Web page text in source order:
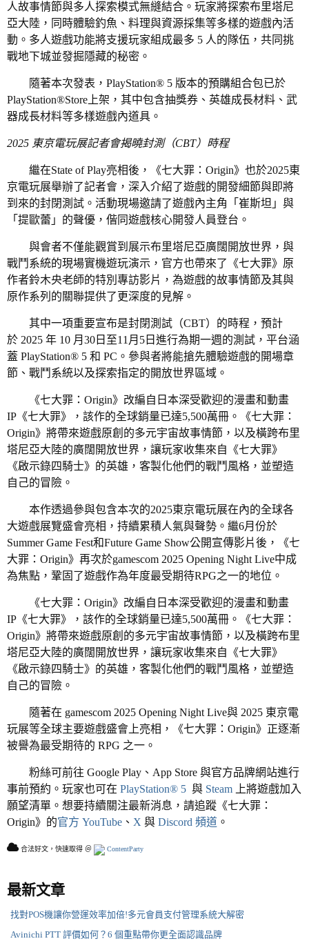
人故事情節與多人探索模式無縫結合。玩家將探索布里塔尼
亞大陸，同時體驗釣魚、料理與資源採集等多樣的遊戲內活
動。多人遊戲功能將支援玩家組成最多 5 人的隊伍，共同挑
戰地下城並發掘隱藏的秘密。
隨著本次發表，PlayStation® 5 版本的預購組合包已於
PlayStation®Store上架，其中包含抽獎券、英雄成長材料、武
器成長材料等多樣遊戲內道具。
2025 東京電玩展記者會揭曉封測（CBT）時程
繼在State of Play亮相後，《七大罪：Origin》也於2025東
京電玩展舉辦了記者會，深入介紹了遊戲的開發細節與即將
到來的封閉測試。活動現場邀請了遊戲內主角「崔斯坦」與
「提歐蕾」的聲優，偕同遊戲核心開發人員登台。
與會者不僅能觀賞到展示布里塔尼亞廣闊開放世界，與
戰鬥系統的現場實機遊玩演示，官方也帶來了《七大罪》原
作者鈴木央老師的特別專訪影片，為遊戲的故事情節及其與
原作系列的關聯提供了更深度的見解。
其中一項重要宣布是封閉測試（CBT）的時程，預計
於 2025 年 10 月 30 日至11 月 5 日 進行為期一週的測試，平台涵
蓋 PlayStation® 5 和 PC。參與者將能搶先體驗遊戲的開場章
節、戰鬥系統以及探索指定的開放世界區域。
《七大罪：Origin》改編自日本深受歡迎的漫畫和動畫
IP《七大罪》，該作的全球銷量已達5,500萬冊。《七大罪：
Origin》將帶來遊戲原創的多元宇宙故事情節，以及橫跨布里
塔尼亞大陸的廣闊開放世界，讓玩家收集來自《七大罪》
《啟示錄四騎士》的英雄，客製化他們的戰鬥風格，並塑造
自己的冒險。
本作透過參與包含本次的2025東京電玩展在內的全球各
大遊戲展覽盛會亮相，持續累積人氣與聲勢。繼6月份於
Summer Game Fest和Future Game Show公開宣傳影片後，《七
大罪：Origin》再次於gamescom 2025 Opening Night Live中成
為焦點，鞏固了遊戲作為年度最受期待RPG之一的地位。
《七大罪：Origin》改編自日本深受歡迎的漫畫和動畫
IP《七大罪》，該作的全球銷量已達5,500萬冊。《七大罪：
Origin》將帶來遊戲原創的多元宇宙故事情節，以及橫跨布里
塔尼亞大陸的廣闊開放世界，讓玩家收集來自《七大罪》
《啟示錄四騎士》的英雄，客製化他們的戰鬥風格，並塑造
自己的冒險。
隨著在 gamescom 2025 Opening Night Live與 2025 東京電
玩展等全球主要遊戲盛會上亮相，《七大罪：Origin》正逐漸
被譽為最受期待的 RPG 之一。
粉絲可前往 Google Play、App Store 與官方品牌網站進行
事前預約。玩家也可在 PlayStation® 5 與 Steam
上將遊戲加入
願望清單。想要持續關注最新消息，請追蹤《七大罪：
Origin》的官方 YouTube 、 X 與 Discord 頻道 。
合法好文，快速取得 ＠ ContentParty
最新文章
找對POS機讓你營運效率加倍!多元會員支付管理系統大解密
Avinichi PTT 評價如何？6 個重點帶你更全面認識品牌